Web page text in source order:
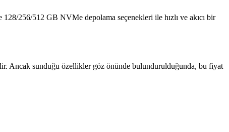
256/512 GB NVMe depolama seçenekleri ile hızlı ve akıcı bir
Ancak sunduğu özellikler göz önünde bulundurulduğunda, bu fiyat